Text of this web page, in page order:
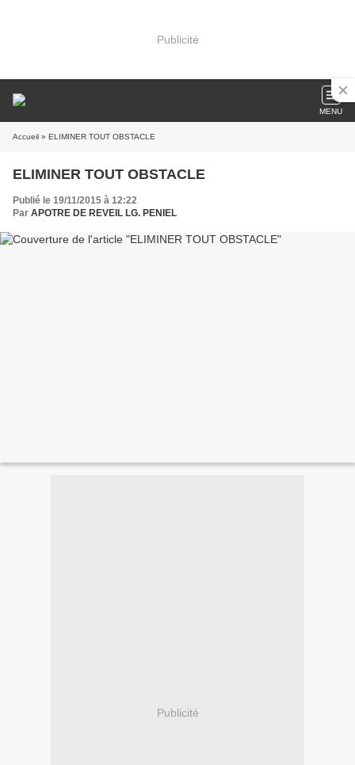
Publicité
MENU
Accueil » ELIMINER TOUT OBSTACLE
ELIMINER TOUT OBSTACLE
Publié le 19/11/2015 à 12:22
Par APOTRE DE REVEIL LG. PENIEL
Publicité